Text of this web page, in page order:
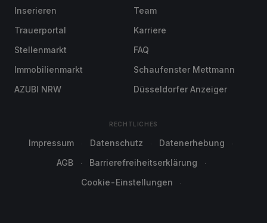
Inserieren
Trauerportal
Stellenmarkt
Immobilienmarkt
AZUBI NRW
Team
Karriere
FAQ
Schaufenster Mettmann
Düsseldorfer Anzeiger
RECHTLICHES
Impressum Datenschutz
Datenerhebung
AGB
Barrierefreiheitserklärung
Cookie-Einstellungen